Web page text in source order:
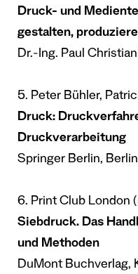
Druck- und
gestalten,
Dr.-Ing. Paul
5. Peter Bühler,
Druck:
Druckverarbeitung
Springer Berlin,
6. Print Club London
Siebdruck. Das
und Methoden
DuMont Buchverlag,